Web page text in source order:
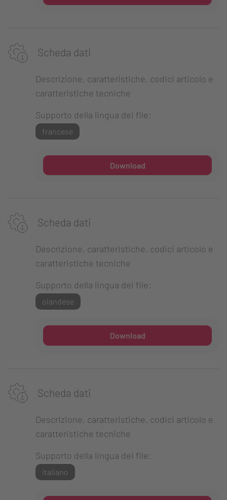
Scheda dati
Descrizione, caratteristiche, codici articolo e
caratteristiche tecniche
Supporto della lingua dei file:
francese
Download
Scheda dati
Descrizione, caratteristiche, codici articolo e
caratteristiche tecniche
Supporto della lingua dei file:
olandese
Download
Scheda dati
Descrizione, caratteristiche, codici articolo e
caratteristiche tecniche
Supporto della lingua dei file:
italiano